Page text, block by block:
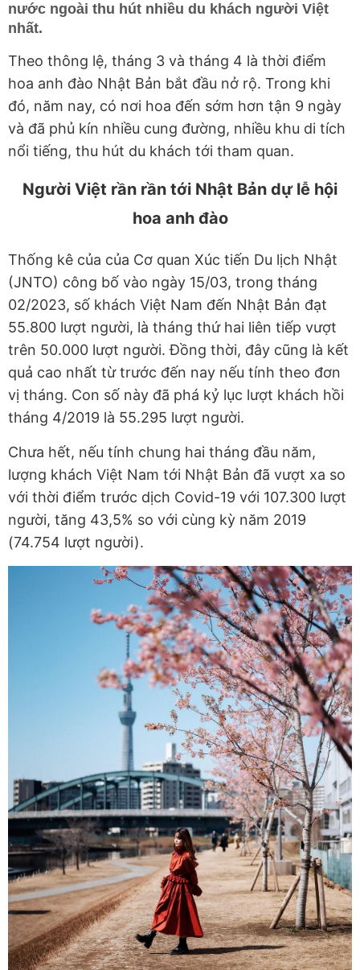
nước ngoài thu hút nhiều du khách người Việt
nhất.
Theo thông lệ, tháng 3 và tháng 4 là thời điểm
hoa anh đào Nhật Bản bắt đầu nở rộ. Trong khi
đó, năm nay, có nơi hoa đến sớm hơn tận 9 ngày
và đã phủ kín nhiều cung đường, nhiều khu di tích
nổi tiếng, thu hút du khách tới tham quan.
Người Việt rần rần tới Nhật Bản dự lễ hội
hoa anh đào
Thống kê của của Cơ quan Xúc tiến Du lịch Nhật
(JNTO) công bố vào ngày 15/03, trong tháng
02/2023, số khách Việt Nam đến Nhật Bản đạt
55.800 lượt người, là tháng thứ hai liên tiếp vượt
trên 50.000 lượt người. Đồng thời, đây cũng là kết
quả cao nhất từ trước đến nay nếu tính theo đơn
vị tháng. Con số này đã phá kỷ lục lượt khách hồi
tháng 4/2019 là 55.295 lượt người.
Chưa hết, nếu tính chung hai tháng đầu năm,
lượng khách Việt Nam tới Nhật Bản đã vượt xa so
với thời điểm trước dịch Covid-19 với 107.300 lượt
người, tăng 43,5% so với cùng kỳ năm 2019
(74.754 lượt người).